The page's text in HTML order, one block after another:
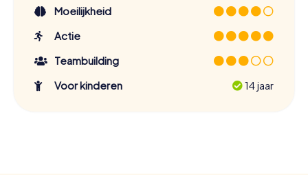
Moeilijkheid
Actie
Teambuilding
Voor kinderen
14 jaar